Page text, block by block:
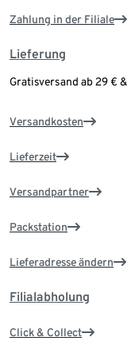
Zahlung in der Filiale
Lieferung
Gratisversand ab 29 €
Versandkosten
Lieferzeit
Versandpartner
Packstation
Lieferadresse ändern
Filialabholung
Click & Collect